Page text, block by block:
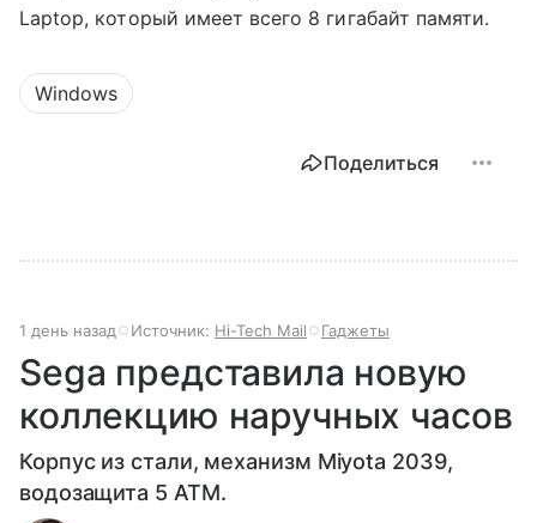
Laptop, который имеет всего 8 гигабайт памяти.
Windows
Поделиться
1 день назад Источник: Hi-Tech Mail Гаджеты
Sega представила новую
коллекцию наручных часов
Корпус из стали, механизм Miyota 2039,
водозащита 5 ATM.